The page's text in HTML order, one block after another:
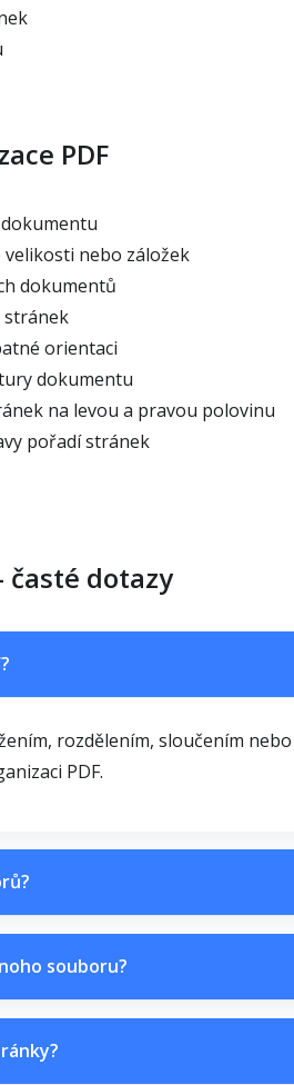
PDF
velikosti nebo záložek
dokumentů
stránek
orientaci
dokumentu
na levou a pravou polovinu
pořadí stránek
časté dotazy
rozdělením, sloučením
PDF.
souboru?